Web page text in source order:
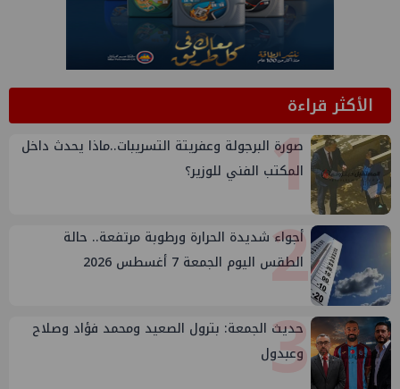
الأكثر قراءة1
صورة البرجولة وعفريتة التسريبات..ماذا يحدث داخل
المكتب الفني للوزير؟
2
أجواء شديدة الحرارة ورطوبة مرتفعة.. حالة
الطقس اليوم الجمعة 7 أغسطس 2026
3
حديث الجمعة: بترول الصعيد ومحمد فؤاد وصلاح
وعبدول